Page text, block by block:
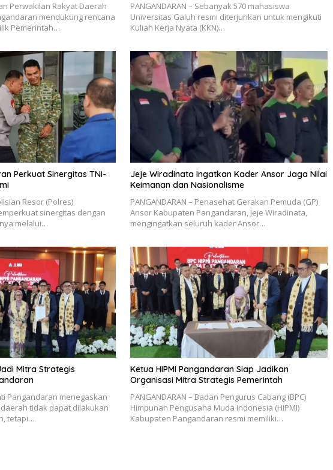
Perwakilan Rakyat Daerah
mendukung rencana
Pemerintah…
PANGANDARAN – Sebanyak 570 mahasiswa
Universitas Galuh resmi diterjunkan untuk mengikuti
Kuliah Kerja Nyata (KKN)…
Perkuat Sinergitas TNI-
Resor (Polres)
sinergitas dengan
melalui…
Jeje Wiradinata Ingatkan Kader Ansor Jaga Nilai
Keimanan dan Nasionalisme
PANGANDARAN – Penasehat Gerakan Pemuda (GP)
Ansor Kabupaten Pangandaran, Jeje Wiradinata,
mengingatkan seluruh kader Ansor…
Mitra Strategis
Pangandaran menegaskan
tidak dapat dilakukan
tetapi…
Ketua HIPMI Pangandaran Siap Jadikan
Organisasi Mitra Strategis Pemerintah
PANGANDARAN – Badan Pengurus Cabang (BPC)
Himpunan Pengusaha Muda Indonesia (HIPMI)
Kabupaten Pangandaran resmi memiliki…